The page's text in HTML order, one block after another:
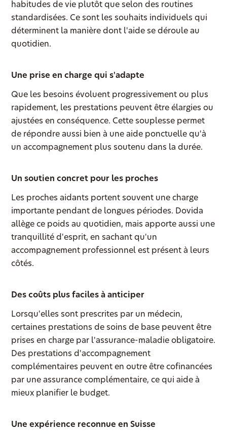
habitudes de vie plutôt que selon des routines
standardisées. Ce sont les souhaits individuels qui
déterminent la manière dont l'aide se déroule au
quotidien.
Une prise en charge qui s'adapte
Que les besoins évoluent progressivement ou plus
rapidement, les prestations peuvent être élargies ou
ajustées en conséquence. Cette souplesse permet
de répondre aussi bien à une aide ponctuelle qu'à
un accompagnement plus soutenu dans la durée.
Un soutien concret pour les proches
Les proches aidants portent souvent une charge
importante pendant de longues périodes. Dovida
allège ce poids au quotidien, mais apporte aussi une
tranquillité d'esprit, en sachant qu'un
accompagnement professionnel est présent à leurs
côtés.
Des coûts plus faciles à anticiper
Lorsqu'elles sont prescrites par un médecin,
certaines prestations de soins de base peuvent être
prises en charge par l'assurance-maladie obligatoire.
Des prestations d'accompagnement
complémentaires peuvent en outre être cofinancées
par une assurance complémentaire, ce qui aide à
mieux planifier le budget.
Une expérience reconnue en Suisse